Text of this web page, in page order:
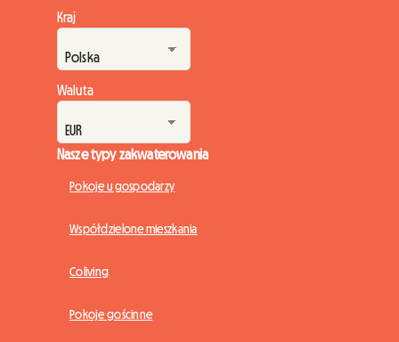
Kraj
Waluta
Nasze typy zakwaterowania
Pokoje u gospodarzy
Współdzielone mieszkania
Coliving
Pokoje gościnne